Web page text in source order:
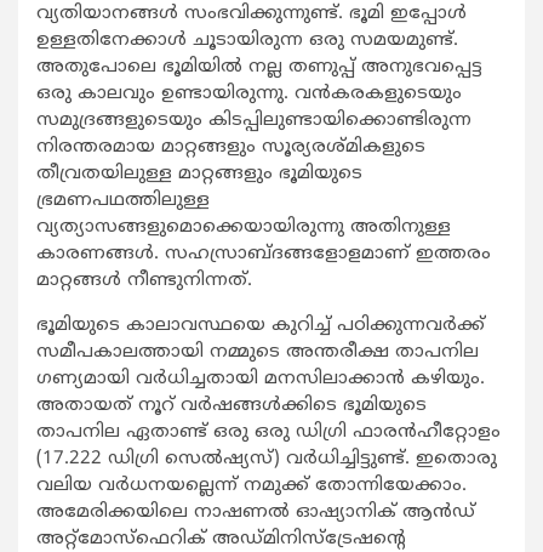
വ്യതിയാനങ്ങള്‍ സംഭവിക്കുന്നുണ്ട്. ഭൂമി ഇപ്പോള്‍
ഉള്ളതിനേക്കാള്‍ ചൂടായിരുന്ന ഒരു സമയമുണ്ട്.
അതുപോലെ ഭൂമിയില്‍ നല്ല തണുപ്പ് അനുഭവപ്പെട്ട
ഒരു കാലവും ഉണ്ടായിരുന്നു. വന്‍കരകളുടെയും
സമുദ്രങ്ങളുടെയും കിടപ്പിലുണ്ടായിക്കൊണ്ടിരുന്ന
നിരന്തരമായ മാറ്റങ്ങളും സൂര്യരശ്മികളുടെ
തീവ്രതയിലുള്ള മാറ്റങ്ങളും ഭൂമിയുടെ
ഭ്രമണപഥത്തിലുള്ള
വ്യത്യാസങ്ങളുമൊക്കെയായിരുന്നു അതിനുള്ള
കാരണങ്ങള്‍. സഹസ്രാബ്ദങ്ങളോളമാണ് ഇത്തരം
മാറ്റങ്ങള്‍ നീണ്ടുനിന്നത്.
ഭൂമിയുടെ കാലാവസ്ഥയെ കുറിച്ച് പഠിക്കുന്നവര്‍ക്ക്
സമീപകാലത്തായി നമ്മുടെ അന്തരീക്ഷ താപനില
ഗണ്യമായി വര്‍ധിച്ചതായി മനസിലാക്കാന്‍ കഴിയും.
അതായത് നൂറ് വര്‍ഷങ്ങള്‍ക്കിടെ ഭൂമിയുടെ
താപനില ഏതാണ്ട് ഒരു ഒരു ഡിഗ്രി ഫാരന്‍ഹീറ്റോളം
(17.222 ഡിഗ്രി സെല്‍ഷ്യസ്) വര്‍ധിച്ചിട്ടുണ്ട്. ഇതൊരു
വലിയ വര്‍ധനയല്ലെന്ന് നമുക്ക് തോന്നിയേക്കാം.
അമേരിക്കയിലെ നാഷണല്‍ ഓഷ്യാനിക് ആന്‍ഡ്
അറ്റ്‌മോസ്‌ഫെറിക് അഡ്മിനിസ്‌ട്രേഷന്റെ